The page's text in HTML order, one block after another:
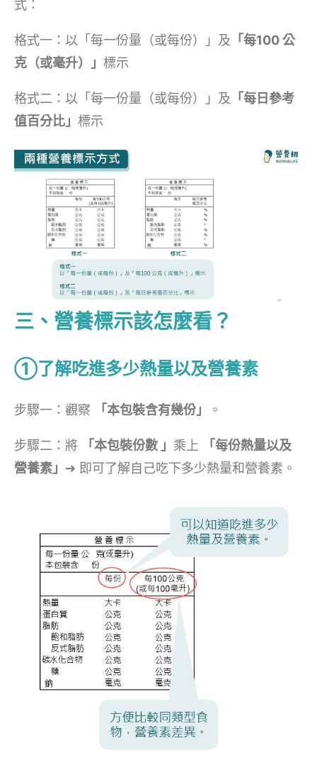
式：
格式一：以「每一份量（或每份）」及 「每100 公
克（或毫升）」 標示
格式二：以「每一份量（或每份）」及 「每日參考
值百分比」 標示
三、營養標示該怎麼看？
①了解吃進多少熱量以及營養素
步驟一：觀察 「本包裝含有幾份」 。
步驟二：將 「本包裝份數 」 乘上
「每份熱量以及
營養素」 ➔ 即可了解自己吃下多少熱量和營養素。